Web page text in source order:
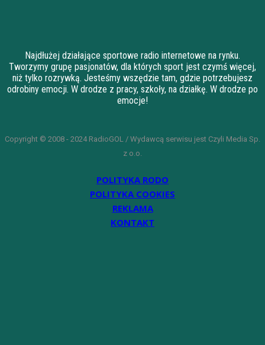
Najdłużej działające sportowe radio internetowe na rynku.
Tworzymy grupę pasjonatów, dla których sport jest czymś więcej,
niż tylko rozrywką. Jesteśmy wszędzie tam, gdzie potrzebujesz
odrobiny emocji. W drodze z pracy, szkoły, na działkę. W drodze po
emocje!
Copyright © 2008 - 2024 RadioGOL / Wydawcą serwisu jest Czyli Media Sp.
z o.o.
POLITYKA RODO
POLITYKA COOKIES
REKLAMA
KONTAKT